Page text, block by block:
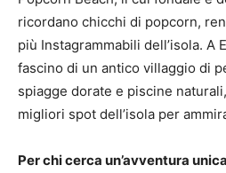
ricordano chicchi di popcorn,
più Instagrammabili dell’isola. A
fascino di un antico villaggio di
spiagge dorate e piscine
migliori spot dell’isola per
Per chi cerca un’avventura